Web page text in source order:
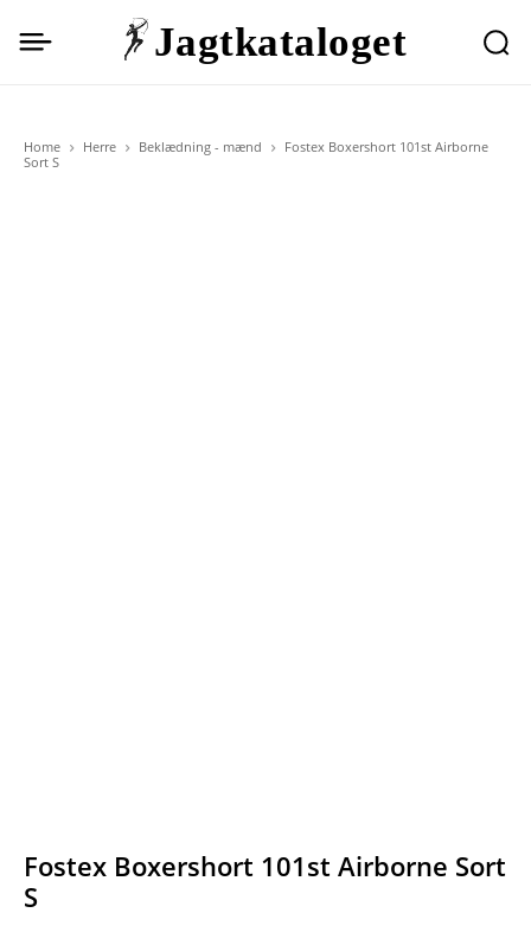
Jagtkataloget
Home Herre Beklædning - mænd
Fostex Boxershort 101st Airborne
Sort S
Fostex Boxershort 101st Airborne Sort
S